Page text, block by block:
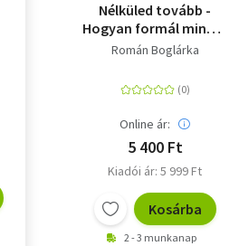
Nélküled tovább -
Hogyan formál minket
a veszteség?
Román Boglárka
Online ár:
5 400 Ft
Kiadói ár: 5 999 Ft
Kosárba
2 - 3 munkanap